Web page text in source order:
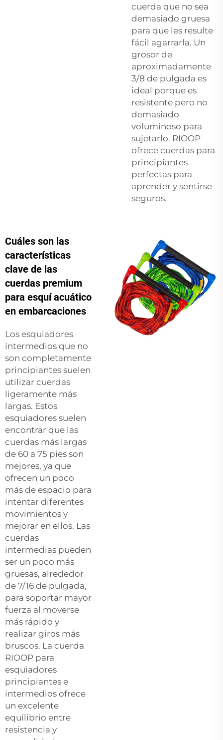
cuerda que no sea
demasiado gruesa
para que les resulte
fácil agarrarla. Un
grosor de
aproximadamente
3/8 de pulgada es
ideal porque es
resistente pero no
demasiado
voluminoso para
sujetarlo. RIOOP
ofrece cuerdas para
principiantes
perfectas para
aprender y sentirse
seguros.
Cuáles son las
características
clave de las
cuerdas premium
para esquí acuático
en embarcaciones
Los esquiadores
intermedios que no
son completamente
principiantes suelen
utilizar cuerdas
ligeramente más
largas. Estos
esquiadores suelen
encontrar que las
cuerdas más largas
de 60 a 75 pies son
mejores, ya que
ofrecen un poco
más de espacio para
intentar diferentes
movimientos y
mejorar en ellos. Las
cuerdas
intermedias pueden
ser un poco más
gruesas, alrededor
de 7/16 de pulgada,
para soportar mayor
fuerza al moverse
más rápido y
realizar giros más
bruscos. La cuerda
RIOOP para
esquiadores
principiantes e
intermedios ofrece
un excelente
equilibrio entre
resistencia y